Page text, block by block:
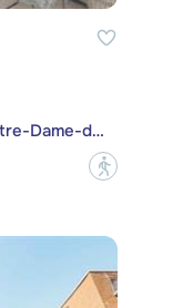
Montréal (Côte-des-Neiges/Notre-Dame-de-Grâce)
?